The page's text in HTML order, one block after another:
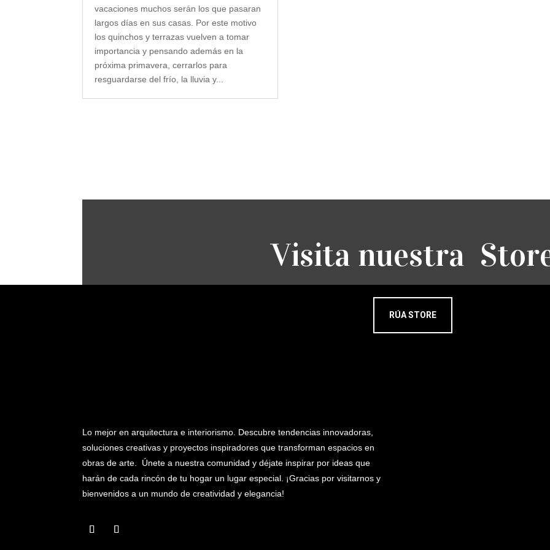
vacaciones muchos serán los que pasaran
largos días en sus casas. Por este motivo
los quinchos y terrazas vuelven a tomar
importancia y pensando además en la
próxima primavera, cerrarlos para
resguardarse del frío, la lluvia y...
Visita nuestra
RÚA STORE
Lo mejor en arquitectura e interiorismo. Descubre tendencias innovadoras,
soluciones creativas y proyectos inspiradores que transforman espacios en
obras de arte. Únete a nuestra comunidad y déjate inspirar por ideas que
harán de cada rincón de tu hogar un lugar especial. ¡Gracias por visitarnos y
bienvenidos a un mundo de creatividad y elegancia!